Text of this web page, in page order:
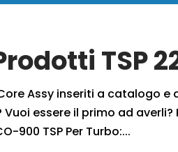
TSP
Assy inseriti a catalogo e
essere il primo ad
900 TSP Per Turbo:...